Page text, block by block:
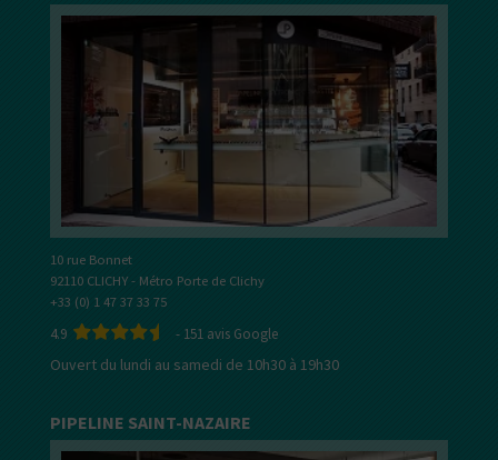
10 rue Bonnet
92110 CLICHY - Métro Porte de Clichy
+33 (0) 1 47 37 33 75
4.9 - 151 avis Google
Ouvert du lundi au samedi de 10h30 à 19h30
PIPELINE SAINT-NAZAIRE